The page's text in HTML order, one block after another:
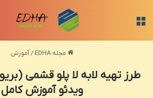
مجله EDHA / آموزش
طرز تهیه لابه لا پلو قشمی
ویدئو آموزش کامل